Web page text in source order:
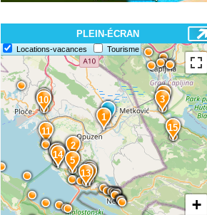
PLEIN-ÉCRAN
Locations-vacances Tourisme
15
14
13
12
11
10
9
8
7
6
5
4
3
2
1
+